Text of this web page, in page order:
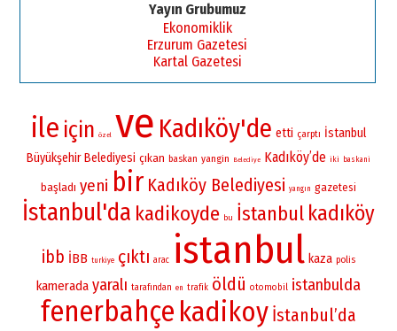
Yayın Grubumuz
Ekonomiklik
Erzurum Gazetesi
Kartal Gazetesi
ile için özel ve Kadıköy'de etti çarptı İstanbul
Büyükşehir Belediyesi çıkan baskan yangin Belediye Kadıköy’de iki baskani
başladı yeni bir Kadıköy Belediyesi yangın gazetesi
İstanbul'da kadikoyde bu İstanbul kadıköy
ibb İBB turkiye çıktı arac istanbul kaza polis
kamerada yaralı tarafından en trafik öldü otomobil istanbulda
fenerbahçe kadikoy İstanbul’da